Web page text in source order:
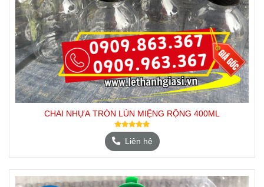
CHAI NHỰA TRÒN LÙN MIỆNG RỘNG 400ML
Liên hệ